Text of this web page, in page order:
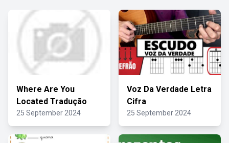
Where Are You
Located Tradução
25 September 2024
Voz Da Verdade Letra
Cifra
25 September 2024